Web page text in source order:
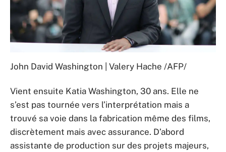
John David Washington | Valery Hache /AFP/
Vient ensuite Katia Washington, 30 ans. Elle ne
s’est pas tournée vers l’interprétation mais a
trouvé sa voie dans la fabrication même des films,
discrètement mais avec assurance. D’abord
assistante de production sur des projets majeurs,